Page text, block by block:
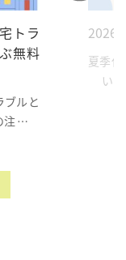
トラ
無料
ルと
意点
2026
夏季
いつ